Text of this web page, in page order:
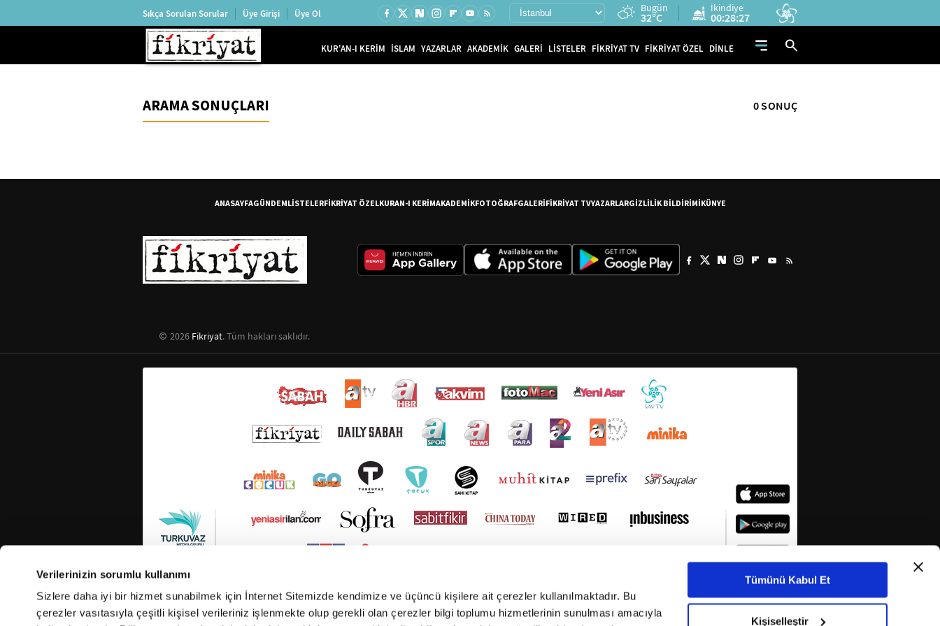
Verilerinizin sorumlu kullanımı
Sizlere daha iyi bir hizmet sunabilmek için İnternet Sitemizde kendimize ve üçüncü kişilere ait çerezler kullanılmaktadır. Bu
çerezler vasıtasıyla çeşitli kişisel verileriniz işlenmekte olup gerekli olan çerezler bilgi toplumu hizmetlerinin sunulması amacıyla
Tümünü Kabul Et
Kişiselleştir
Sıkça Sorulan Sorular Üye Girişi Üye Ol Bugün
32°C
İkindiye
00:28:26
KUR'AN-I KERİM İSLAM YAZARLAR AKADEMİK GALERİ LİSTELER FİKRİYAT TV FİKRİYAT ÖZEL DİNLE
ARAMA SONUÇLARI 0 SONUÇ
ANASAYFAGÜNDEMLİSTELERFİKRİYAT ÖZELKURAN-I KERİMAKADEMİKFOTOĞRAFGALERİFİKRİYAT TVYAZARLARGİZLİLİK BİLDİRİMİKÜNYE
2026 Fikriyat. Tüm hakları saklıdır.